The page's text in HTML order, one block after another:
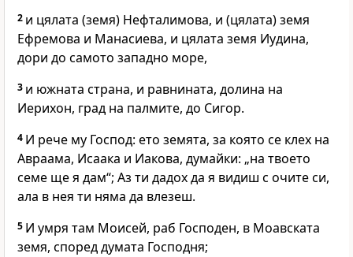
2 и цялата (земя) Нефталимова, и (цялата) земя
Ефремова и Манасиева, и цялата земя Иудина,
дори до самото западно море,
3 и южната страна, и равнината, долина на
Иерихон, град на палмите, до Сигор.
4 И рече му Господ: ето земята, за която се клех на
Авраама, Исаака и Иакова, думайки: „на твоето
семе ще я дам“; Аз ти дадох да я видиш с очите си,
ала в нея ти няма да влезеш.
5 И умря там Моисей, раб Господен, в Моавската
земя, според думата Господня;